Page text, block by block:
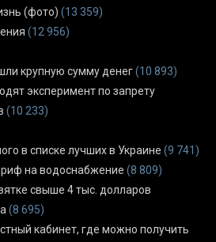
(фото) (13 359)
(12 956)
крупную сумму денег(10 893)
эксперимент по запрету
(10 233)
в списке лучших в Украине (9 741)
на водоснабжение (8 809)
свыше 4 тыс. долларов
(8 695)
кабинет, где можно получить